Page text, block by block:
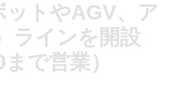
ットやAGV、ア
ラインを開設
で営業）